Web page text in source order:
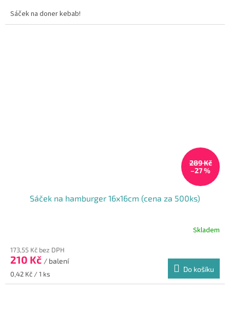
Sáček na doner kebab!
289 Kč
–27 %
Sáček na hamburger 16x16cm (cena za 500ks)
Skladem
173,55 Kč bez DPH
210 Kč / balení
Měrná
cena:
0,42 Kč / 1 ks
Do košíku